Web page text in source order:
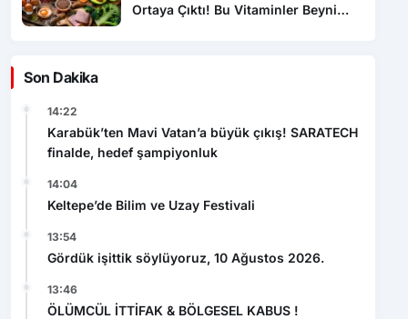
Ortaya Çıktı! Bu Vitaminler Beyni
Son Dakika
14:22
Karabük’ten Mavi Vatan’a büyük çıkış! SARATECH
finalde, hedef şampiyonluk
14:04
Keltepe’de Bilim ve Uzay Festivali
13:54
Gördük işittik söylüyoruz, 10 Ağustos 2026.
13:46
ÖLÜMCÜL İTTİFAK & BÖLGESEL KABUS !